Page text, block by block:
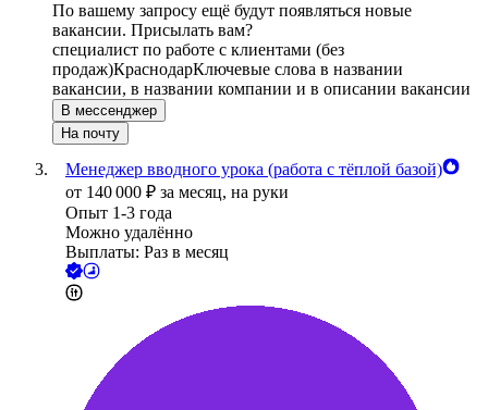
По вашему запросу ещё будут появляться новые
вакансии. Присылать вам?
специалист по работе с клиентами (без
продаж)КраснодарКлючевые слова в названии
вакансии, в названии компании и в описании вакансии
В мессенджер
На почту
Менеджер вводного урока (работа с тёплой базой)
от 140 000 ₽ за месяц, на руки
Опыт 1-3 года
Можно удалённо
Выплаты: Раз в месяц